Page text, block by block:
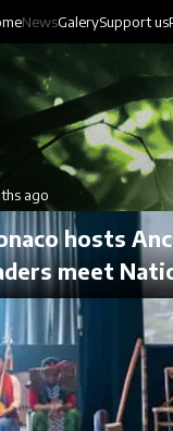
NewsGalerySupport us
ago
hosts
meet